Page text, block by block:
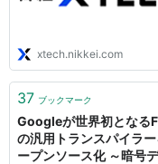
xtech.nikkei.com
37 ブックマーク
Googleが世界初となる
の汎用トランスパイラ
ープンソース化 ～暗号